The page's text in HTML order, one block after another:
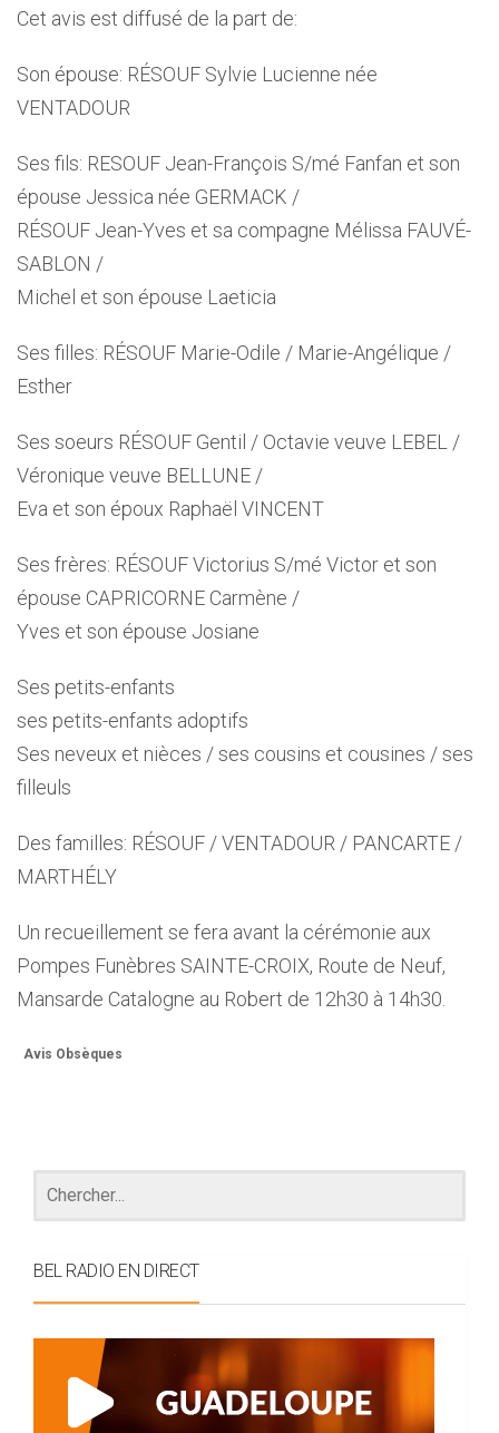
Cet avis est diffusé de la part de:
Son épouse: RÉSOUF Sylvie Lucienne née
VENTADOUR
Ses fils: RESOUF Jean-François S/mé Fanfan et son
épouse Jessica née GERMACK /
RÉSOUF Jean-Yves et sa compagne Mélissa FAUVÉ-
SABLON /
Michel et son épouse Laeticia
Ses filles: RÉSOUF Marie-Odile / Marie-Angélique /
Esther
Ses soeurs RÉSOUF Gentil / Octavie veuve LEBEL /
Véronique veuve BELLUNE /
Eva et son époux Raphaël VINCENT
Ses frères: RÉSOUF Victorius S/mé Victor et son
épouse CAPRICORNE Carmène /
Yves et son épouse Josiane
Ses petits-enfants
ses petits-enfants adoptifs
Ses neveux et nièces / ses cousins et cousines / ses
filleuls
Des familles: RÉSOUF / VENTADOUR / PANCARTE /
MARTHÉLY
Un recueillement se fera avant la cérémonie aux
Pompes Funèbres SAINTE-CROIX, Route de Neuf,
Mansarde Catalogne au Robert de 12h30 à 14h30.
Avis Obsèques
BEL RADIO EN DIRECT